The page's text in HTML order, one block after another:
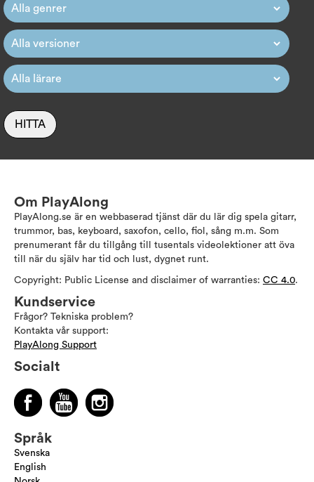
HITTA
Om PlayAlong
PlayAlong.se är en webbaserad tjänst där du lär dig spela gitarr,
trummor, bas, keyboard, saxofon, cello, fiol, sång m.m. Som
prenumerant får du tillgång till tusentals videolektioner att öva
till när du själv har tid och lust, dygnet runt.
Copyright: Public License and disclaimer of warranties: CC 4.0.
Kundservice
Frågor? Tekniska problem?
Kontakta vår support:
PlayAlong Support
Socialt
Språk
Svenska
English